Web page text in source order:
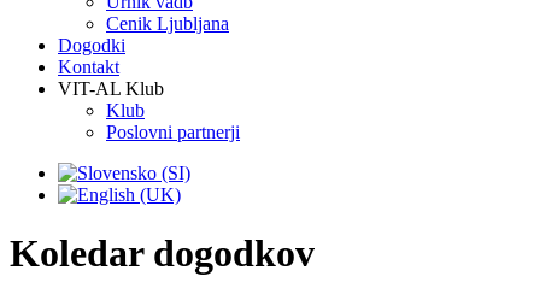
Cenik Ljubljana
Dogodki
Kontakt
VIT-AL Klub
Klub
Poslovni partnerji
Koledar dogodkov